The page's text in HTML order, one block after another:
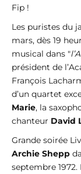
Fip !
Les puristes du
mars, dès 19
musical dans "
président de
François
d’un quartet
Marie, la
chanteur David
Grande soirée
Archie Shepp
septembre